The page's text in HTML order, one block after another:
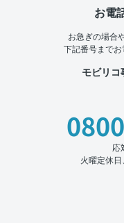
お電
お急ぎの場合
下記番号までお
モビリコ
応
火曜定休